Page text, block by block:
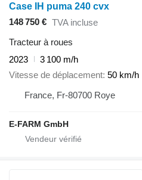
Case IH puma 240 cvx
148 750 € TVA incluse
Tracteur à roues
2023
3 100 m/h
Vitesse de déplacement 50 km/h
France, Fr-80700 Roye
E-FARM GmbH